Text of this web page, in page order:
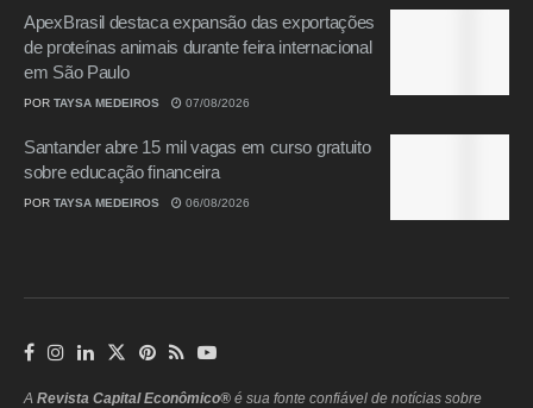
ApexBrasil destaca expansão das exportações
de proteínas animais durante feira internacional
em São Paulo
POR TAYSA MEDEIROS 07/08/2026
Santander abre 15 mil vagas em curso gratuito
sobre educação financeira
POR TAYSA MEDEIROS 06/08/2026
A Revista Capital Econômico® é sua fonte confiável de notícias sobre